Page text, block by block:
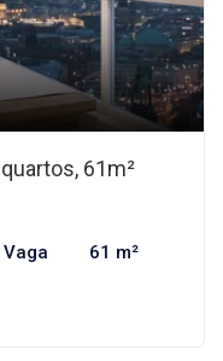
61m²
Vaga 61 m²